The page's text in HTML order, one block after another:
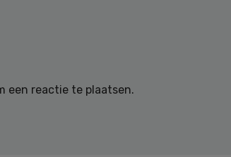
een reactie te plaatsen.